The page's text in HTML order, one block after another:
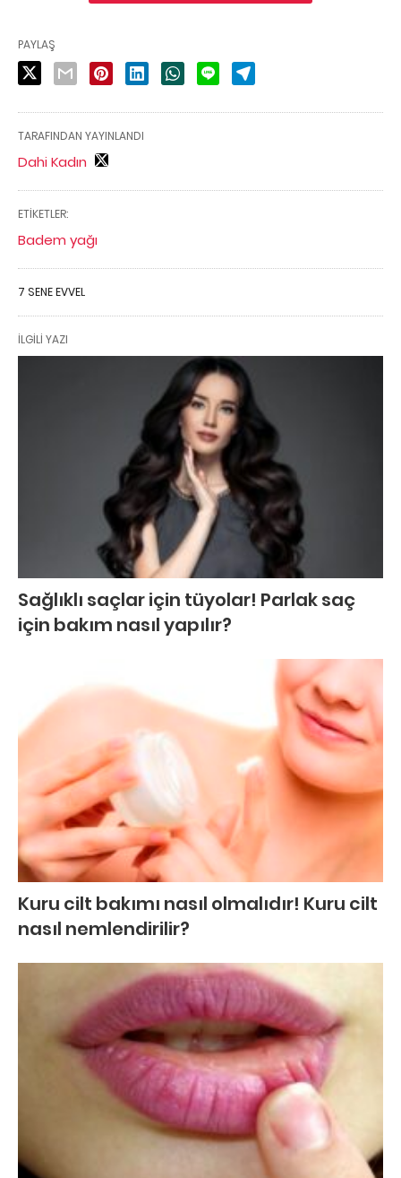
PAYLAŞ
TARAFINDAN YAYINLANDI
Dahi Kadın
ETIKETLER:
Badem yağı
7 SENE EVVEL
İLGILI YAZI
Sağlıklı saçlar için tüyolar! Parlak saç
için bakım nasıl yapılır?
Kuru cilt bakımı nasıl olmalıdır! Kuru cilt
nasıl nemlendirilir?